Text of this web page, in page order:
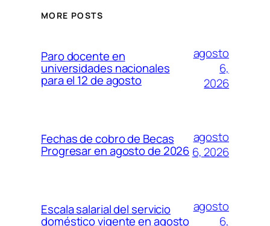
MORE POSTS
Paro docente en
universidades nacionales
para el 12 de agosto
agosto
6,
2026
Fechas de cobro de Becas
Progresar en agosto de 2026
agosto
6, 2026
Escala salarial del servicio
doméstico vigente en agosto
agosto
6,